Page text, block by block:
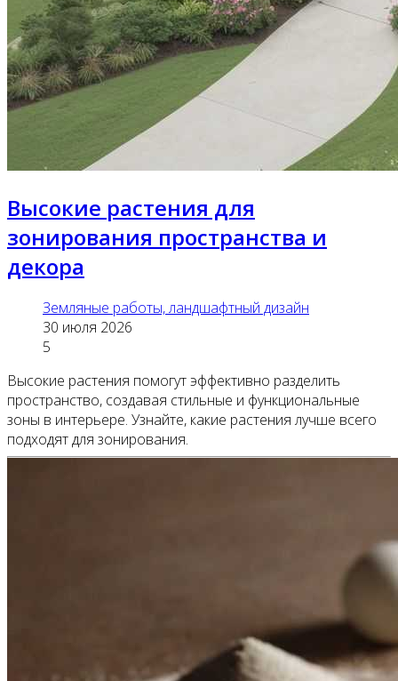
Высокие растения для
зонирования пространства и
декора
Земляные работы, ландшафтный дизайн
30 июля 2026
5
Высокие растения помогут эффективно разделить
пространство, создавая стильные и функциональные
зоны в интерьере. Узнайте, какие растения лучше всего
подходят для зонирования.